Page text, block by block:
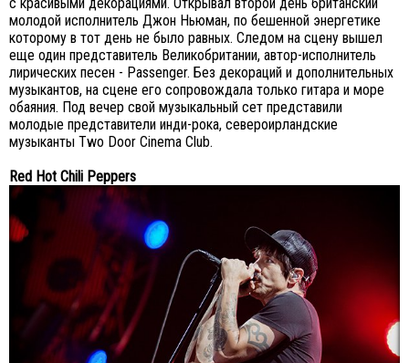
молодой исполнитель Джон Ньюман, по бешенной энергетике
которому в тот день не было равных. Следом на сцену вышел
еще один представитель Великобритании, автор-исполнитель
лирических песен - Passenger. Без декораций и дополнительных
музыкантов, на сцене его сопровождала только гитара и море
обаяния. Под вечер свой музыкальный сет представили
молодые представители инди-рока, североирландские
музыканты Two Door Cinema Club.
Red Hot Chili Peppers